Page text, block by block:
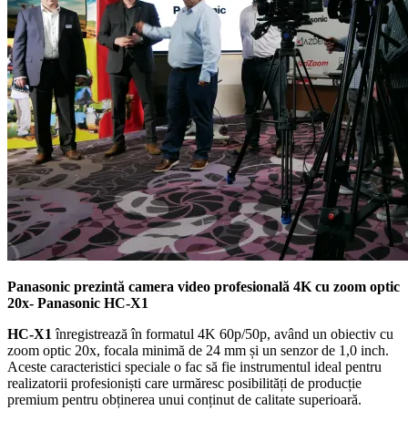
Panasonic prezintă camera video profesională 4K cu zoom optic
20x- Panasonic HC-X1
HC-X1 înregistrează în formatul 4K 60p/50p, având un obiectiv cu
zoom optic 20x, focala minimă de 24 mm și un senzor de 1,0 inch.
Aceste caracteristici speciale o fac să fie instrumentul ideal pentru
realizatorii profesioniști care urmăresc posibilități de producție
premium pentru obținerea unui conținut de calitate superioară.